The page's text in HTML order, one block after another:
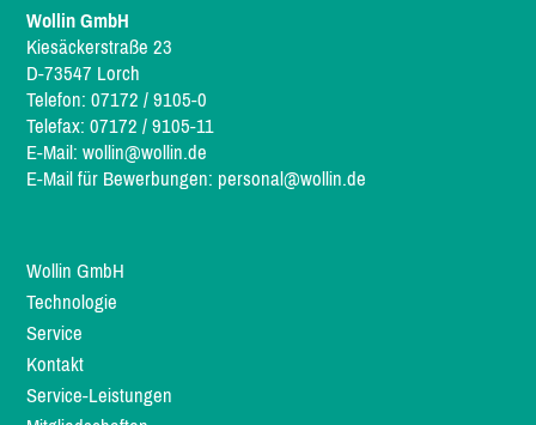
Wollin GmbH
Kiesäckerstraße 23
D-73547 Lorch
Telefon: 07172 / 9105-0
Telefax: 07172 / 9105-11
E-Mail:wollin@wollin.de
E-Mail für Bewerbungen:personal@wollin.de
Wollin GmbH
Technologie
Service
Kontakt
Service-Leistungen